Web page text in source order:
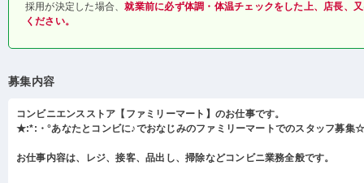
採用が決定した場合、就業前に必ず体調・体温チェックをした上、店長、
ください。
募集内容
コンビニエンスストア【ファミリーマート】のお仕事です。
★:*:・°あなたとコンビに♪でおなじみのファミリーマートでのスタッフ募集
お仕事内容は、レジ、接客、品出し、掃除などコンビニ業務全般です。